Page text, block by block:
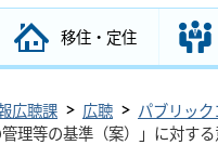
移住・定住
広聴課 広聴 パブリック
理等の基準（案）」に対す